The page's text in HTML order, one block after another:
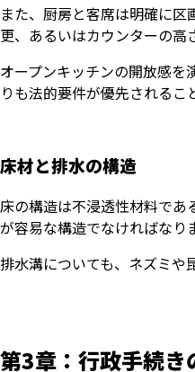
また、厨房と客席は明確に
更、あるいはカウンターの高
オープンキッチンの開放感を
りも法的要件が優先されるこ
床材と排水の構造
床の構造は不浸透性材料であ
が容易な構造でなければなり
排水溝についても、ネズミや
第3章：行政手続